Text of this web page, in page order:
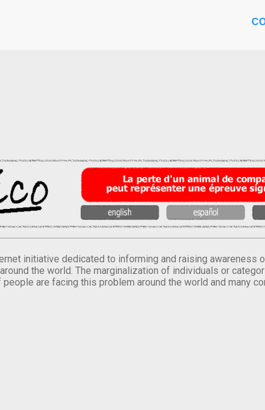
initiative dedicated to informing and raising awareness
the world. The marginalization of individuals or
are facing this problem around the world and many